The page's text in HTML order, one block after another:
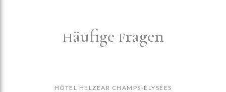
Häufige Fragen
HÔTEL HELZEAR CHAMPS-ÉLYSÉES